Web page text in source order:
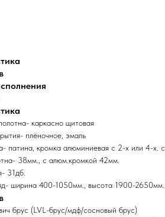
каркасно щитовая
плёночное, эмаль
патина, кромка алюминиевая с 2-х или 4-х.
38мм., с алюм.кромкой 42мм.
31дб.
ширина 400-1050мм., высота 1900-
брус (LVL-брус/мдф/сосновый брус)